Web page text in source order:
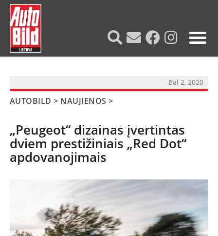
Bal 2, 2020
AUTOBILD > NAUJIENOS >
„Peugeot“ dizainas įvertintas
dviem prestižiniais „Red Dot“
apdovanojimais